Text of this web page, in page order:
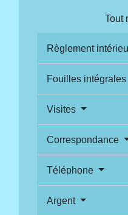
Tout
Règlement
Fouilles intégrales
Visites
Correspondance
Téléphone
Argent